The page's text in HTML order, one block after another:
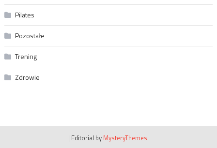
Pilates
Pozostałe
Trening
Zdrowie
| Editorial by MysteryThemes.